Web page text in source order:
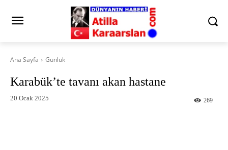
Ana Sayfa Günlük
Karabük’te tavanı akan hastane
20 Ocak 2025 269